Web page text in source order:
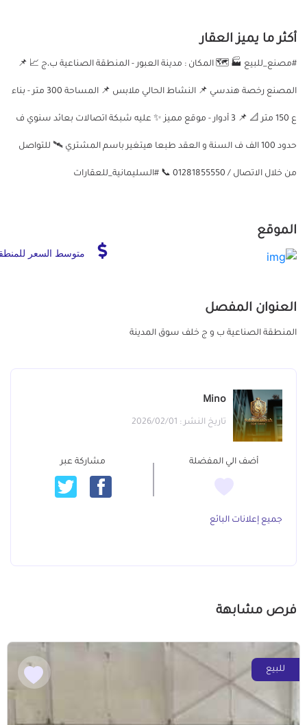
أكثر ما يميز العقار
#مصنع_للبيع 🏭 🗺️ المكان : مدينة العبور - المنطقة الصناعية ب،ج 📈 📌
المصنع رخصة هندسي 📌 النشاط الحالي ملابس 📌 المساحة 300 متر - بناء
ع 150 متر 📐 📌 3 أدوار - موقع مميز ✨ عليه شبكة اتصالات بعائد سنوي ف
حدود 100 الف ف السنة و العقد طبعا هيتغير باسم المشتري 🛰️ للتواصل
من خلال الاتصال / 01281855550 📞 #السليمانية_للعقارات
الموقع
متوسط السعر
العنوان المفصل
المنطقة الصناعية ب و ج خلف سوق المدينة
Mino
تاريخ النشر : 2026/02/01
أضف الي المفضلة مشاركة عبر
جميع إعلانات البائع
فرص مشابهة
للبيع